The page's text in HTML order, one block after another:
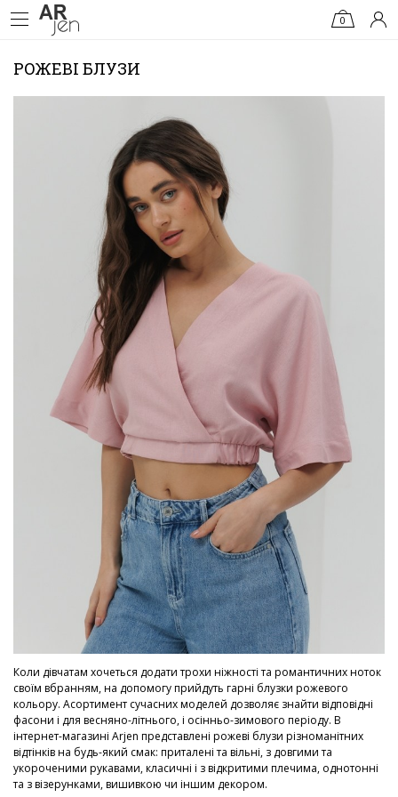
0
РОЖЕВІ БЛУЗИ
Коли дівчатам хочеться додати трохи ніжності та романтичних ноток
своїм вбранням, на допомогу прийдуть гарні блузки рожевого
кольору. Асортимент сучасних моделей дозволяє знайти відповідні
фасони і для весняно-літнього, і осінньо-зимового періоду. В
інтернет-магазині Arjen представлені рожеві блузи різноманітних
відтінків на будь-який смак: приталені та вільні, з довгими та
укороченими рукавами, класичні і з відкритими плечима, однотонні
та з візерунками, вишивкою чи іншим декором.